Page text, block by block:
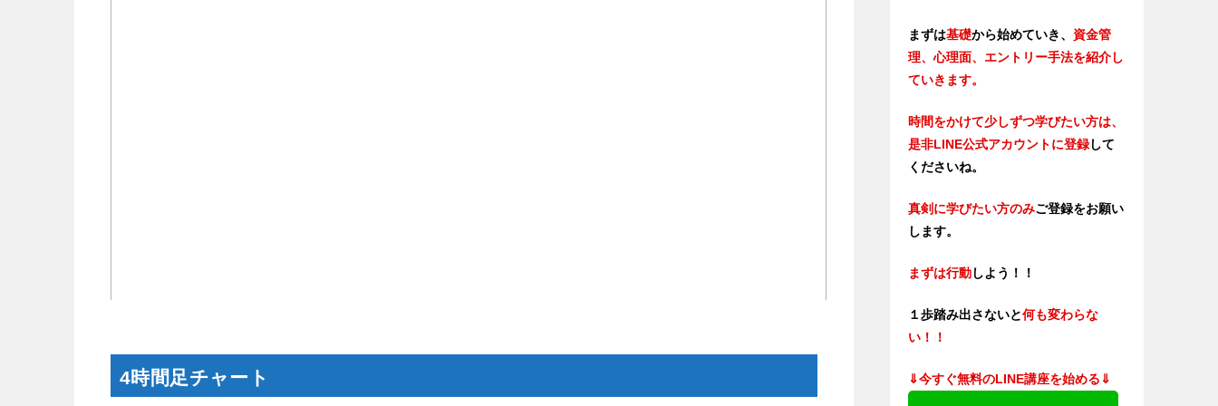
4時間足チャート
まずは基礎から始めていき、 資金管
理、心理面、エントリー手法を紹介し
ていきます。
時間をかけて少しずつ学びたい方は、
是非LINE公式アカウントに登録して
くださいね。
真剣に学びたい方のみご登録をお願い
します。
まずは行動しよう！！
１歩踏み出さないと何も変わらな
い！！
⇓今すぐ無料のLINE講座を始める⇓